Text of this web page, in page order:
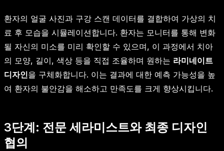
환자의 얼굴 사진과 구강 스캔 데이터를 결합하여 가상의 치
료 후 모습을 시뮬레이션합니다. 환자는 모니터를 통해 변화
될 자신의 미소를 미리 확인할 수 있으며, 이 과정에서 치아
의 모양, 길이, 색상 등을 직접 조율하며 원하는 라미네이트
디자인을 구체화합니다. 이는 결과에 대한 예측 가능성을 높
여 환자의 불안감을 해소하고 만족도를 크게 향상시킵니다.
3단계: 전문 세라미스트와 최종 디자인
협의